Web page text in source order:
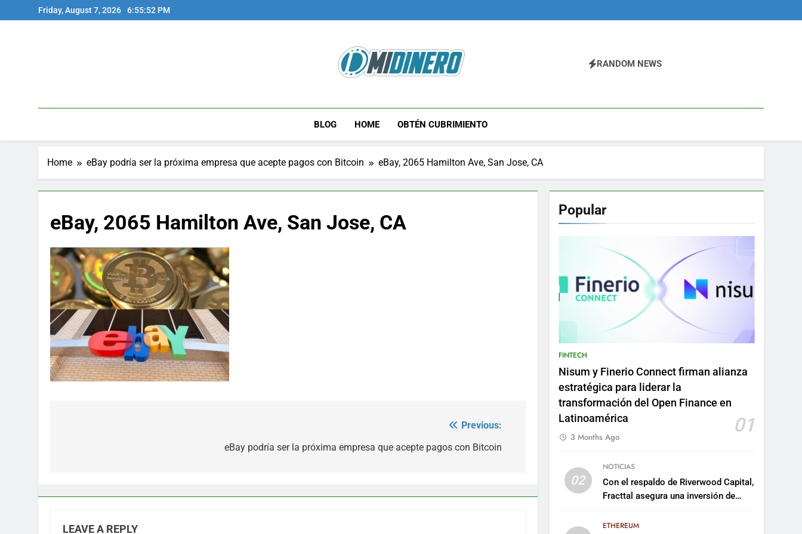
to
Friday, August 7, 2026 6:55:52 PM
Midinero.co
RANDOM NEWS
BLOG HOME OBTÉN CUBRIMIENTO
Home eBay podría ser la próxima empresa que acepte pagos con Bitcoin eBay, 2065 Hamilton Ave, San Jose, CA
eBay, 2065 Hamilton Ave, San Jose, CA
Previous:
eBay podría ser la próxima empresa que acepte pagos con Bitcoin
LEAVE A REPLY
Popular
FINTECH
Nisum y Finerio Connect firman alianza
estratégica para liderar la
transformación del Open Finance en
Latinoamérica
01
3 Months Ago
02
NOTICIAS
Con el respaldo de Riverwood Capital,
Fracttal asegura una inversión de
plataforma
ETHEREUM